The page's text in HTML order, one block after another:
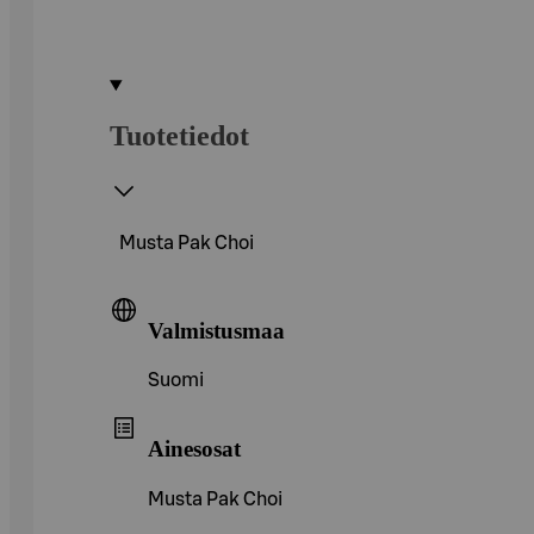
Tuotetiedot
Musta Pak Choi
Valmistusmaa
Suomi
Ainesosat
Musta Pak Choi